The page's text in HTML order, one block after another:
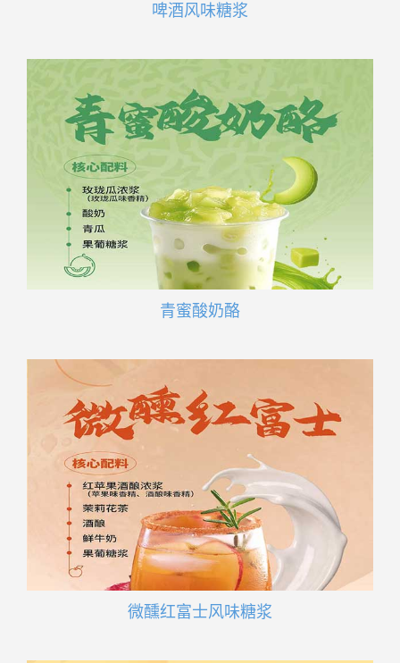
啤酒风味糖浆
青蜜酸奶酪
微醺红富士风味糖浆